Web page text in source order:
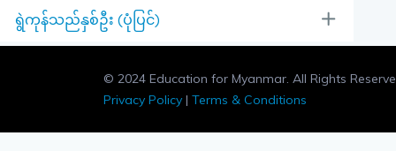
ရွဲကုန်သည်နှစ်ဦး (ပုံပြင်)
© 2024 Education for Myanmar. All Rights
Privacy Policy | Terms & Conditions